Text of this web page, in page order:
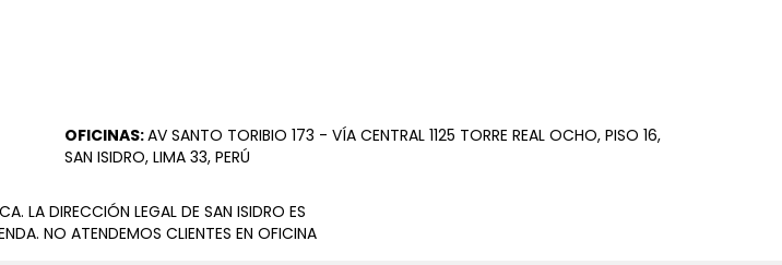
OFICINAS:AV SANTO TORIBIO 173 - VÍA CENTRAL 1125 TORRE REAL OCHO, PISO 16,
SAN ISIDRO, LIMA 33, PERÚ
LA DIRECCIÓN LEGAL DE SAN ISIDRO ES
NO ATENDEMOS CLIENTES EN OFICINA